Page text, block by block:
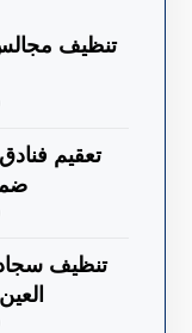
تنظيف
تعقيم
تنظيف